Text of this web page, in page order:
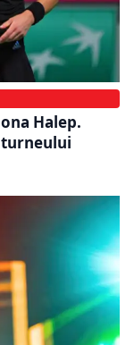
Halep.
turneului